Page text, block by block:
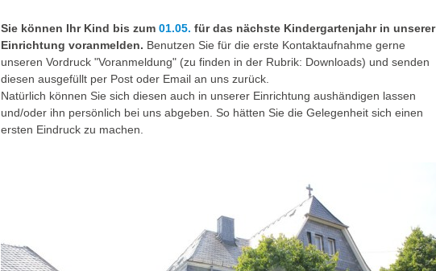
Sie können Ihr Kind bis zum 01.05. für das nächste Kindergartenjahr in unserer
Einrichtung voranmelden. Benutzen Sie für die erste Kontaktaufnahme gerne
unseren Vordruck "Voranmeldung" (zu finden in der Rubrik: Downloads) und senden
diesen ausgefüllt per Post oder Email an uns zurück.
Natürlich können Sie sich diesen auch in unserer Einrichtung aushändigen lassen
und/oder ihn persönlich bei uns abgeben. So hätten Sie die Gelegenheit sich einen
ersten Eindruck zu machen.